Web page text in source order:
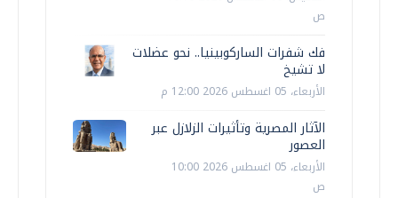
ص
فك شفرات الساركوبينيا.. نحو عضلات
لا تشيخ
الأربعاء، 05 اغسطس 2026 12:00 م
الآثار المصرية وتأثيرات الزلازل عبر
العصور
الأربعاء، 05 اغسطس 2026 10:00
ص